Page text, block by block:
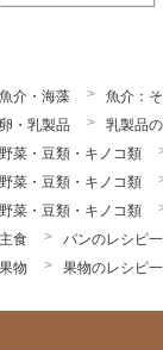
魚介・海藻
魚介：
卵・乳製品
乳製品
野菜・豆類・キノコ類
野菜・豆類・キノコ類
野菜・豆類・キノコ類
主食
パンのレシピ
果物 果物のレシピ